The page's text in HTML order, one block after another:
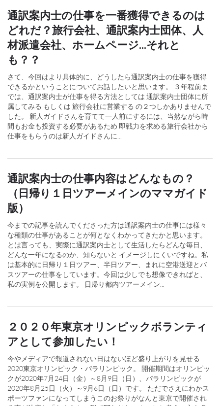
通訳案内士の仕事を一番獲得できるのは
どれだ？旅行会社、通訳案内士団体、人
材派遣会社、ホームページ...それと
も？？
さて、今回はより具体的に、どうしたら通訳案内士の仕事を獲得
できるかということについてお話したいと思います。 ３年程前ま
では、通訳案内士が仕事を得る方法としては 通訳案内士団体に所
属してみる もしくは 旅行会社に営業する の２つしかありませんで
した。 新人ガイドさんを育てて一人前にするには、当然ながら時
間もお金も投資する必要があるため 即戦力を求める旅行会社から
仕事をもらうのは新人ガイドさんに...
通訳案内士の仕事内容はどんなもの？
（日帰り１日ツアーメインのママガイド
版）
今までの記事を読んでくださった方は通訳案内士の仕事には様々
な種類の仕事があることが何となくわかってきたかと思います。
とは言っても、実際に通訳案内士として生活したらどんな毎日、
どんな一年になるのか、知らないと イメージしにくいですね。私
は基本的に日帰り１日ツアー、半日ツアー、まれに空港送迎とバ
スツアーの仕事をしています。今回は少しでも想像できればと、
私の実例を公開します。 日帰り都内ツアーメイン...
２０２０年東京オリンピックボランティ
アとして参加したい！
今やメディアで報道されない日はないほど盛り上がりを見せる
2020東京オリンピック・パラリンピック。 開催期間はオリンピッ
クが2020年7月24日（金）～8月9日（日）、パラリンピックが
2020年8月25日（火）～9月6日（日）です。 ただでさえにわかス
ポーツファンになってしまうこのお祭りがなんと東京で開催され